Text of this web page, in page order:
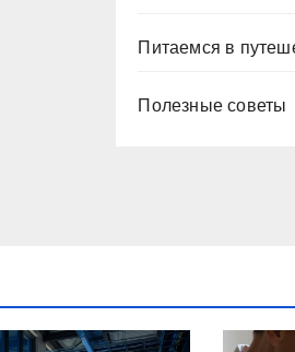
Питаемся в
Полезные советы